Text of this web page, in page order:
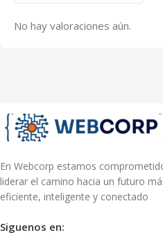
No hay valoraciones aún.
En Webcorp estamos
liderar el camino hacia un futuro
eficiente, inteligente y conectado
Siguenos en: